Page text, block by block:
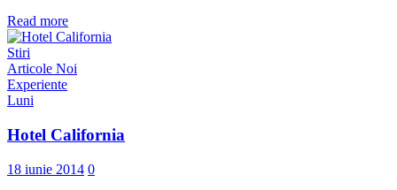
Read more
Stiri
Articole Noi
Experiente
Luni
Hotel California
18 iunie 2014 0